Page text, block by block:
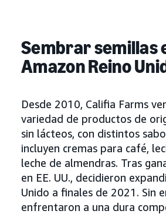
Sembrar semillas
Amazon Reino
Desde 2010, Califia Farms
variedad de productos de
sin lácteos, con distintos
incluyen cremas para café,
leche de almendras. Tras
en EE. UU., decidieron
Unido a finales de 2021. Sin
enfrentaron a una dura